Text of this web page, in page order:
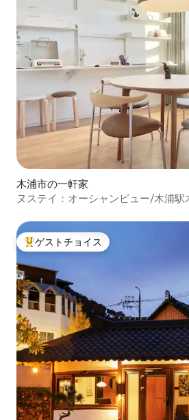
木浦市の一軒家
ヌステイ：オーシャンビュー/木浦駅
ターバックス
大好評のゲストチョイスです。
ゲストチョイス